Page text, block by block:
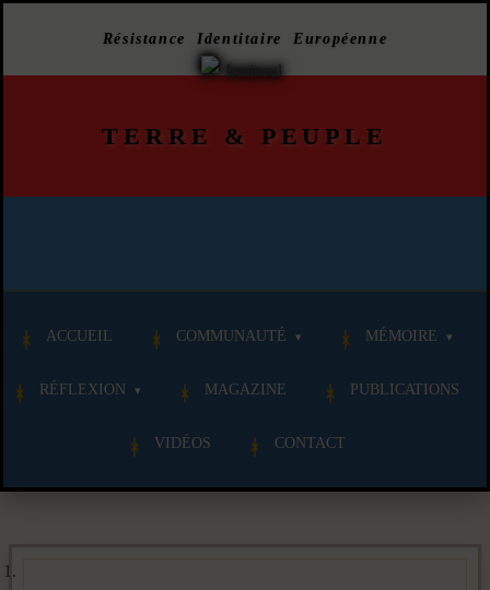
Résistance Identitaire Européenne
TERRE & PEUPLE
ACCUEIL COMMUNAUTÉ MÉMOIRE
RÉFLEXION MAGAZINE PUBLICATIONS
VIDÉOS CONTACT